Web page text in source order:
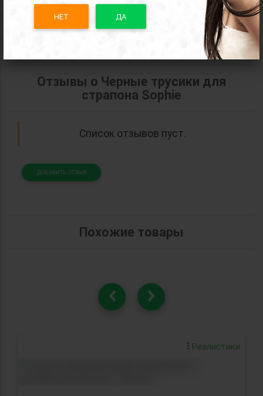
НЕТ ДА
Отзывы о Черные трусики для
страпона Sophie
Список отзывов пуст.
ДОБАВИТЬ ОТЗЫВ
Похожие товары
Реалистики